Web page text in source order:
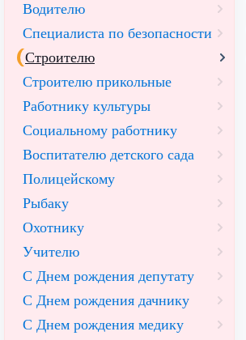
Водителю
Специалиста по безопасности
Строителю
Строителю прикольные
Работнику культуры
Социальному работнику
Воспитателю детского сада
Полицейскому
Рыбаку
Охотнику
Учителю
С Днем рождения депутату
С Днем рождения дачнику
С Днем рождения медику